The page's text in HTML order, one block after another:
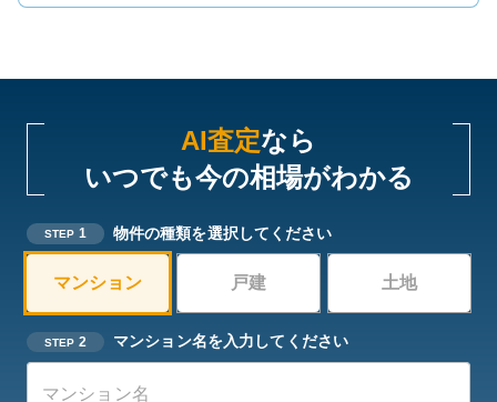
AI査定なら
いつでも今の相場がわかる
STEP 1 物件の種類を選択してください
マンション 戸建 土地
STEP 2 マンション名を入力してください